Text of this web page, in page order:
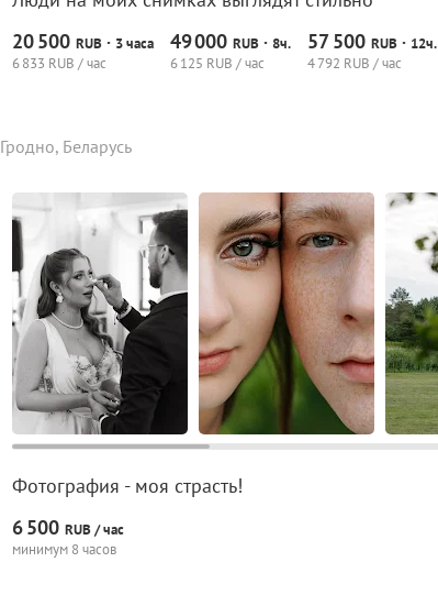
20500 RUB· 3 часа
6833 RUB / час
49000RUB ·8ч.
6125 RUB / час
57500RUB · 12ч.
4792 RUB / час
Гродно, Беларусь
Фотография - моя страсть!
6500 RUB /час
минимум 8 часов